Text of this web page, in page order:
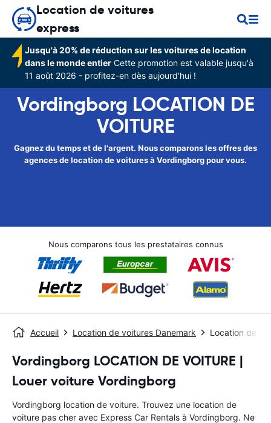
Location de voitures
express
Jusqu'à 20% de réduction sur les voitures de location
dans le monde entier Cette promotion est valable jusqu'à
11 août 2026 - profitez-en dès aujourd'hui !
Vordingborg LOCATION DE
VOITURE
Gagnez du temps et de l'argent. Nous comparons les offres des
agences de location de voitures à Vordingborg pour vous.
Nous comparons tous les prestataires connus
Accueil Location de voitures Danemark Location de
Vordingborg LOCATION DE VOITURE |
Louer voiture Vordingborg
Vordingborg location de voiture. Trouvez une location de
voiture pas cher avec Express Car Rentals à Vordingborg. Ne